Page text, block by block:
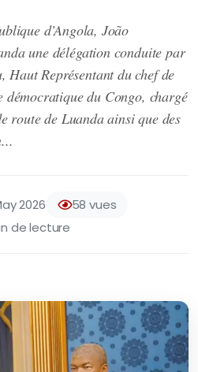
d’Angola, João
une délégation conduite par
Haut Représentant du chef de
démocratique du Congo, chargé
route de Luanda ainsi que des
2026
58 vues
de lecture